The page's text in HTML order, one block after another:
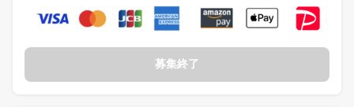
🌱サークルの雰囲気
私たちのサークルは、アラサーになって痩せづらさや疲れやすさ笑
アットホームでリラックスした雰囲気を大切にしています。初めての方
募集終了